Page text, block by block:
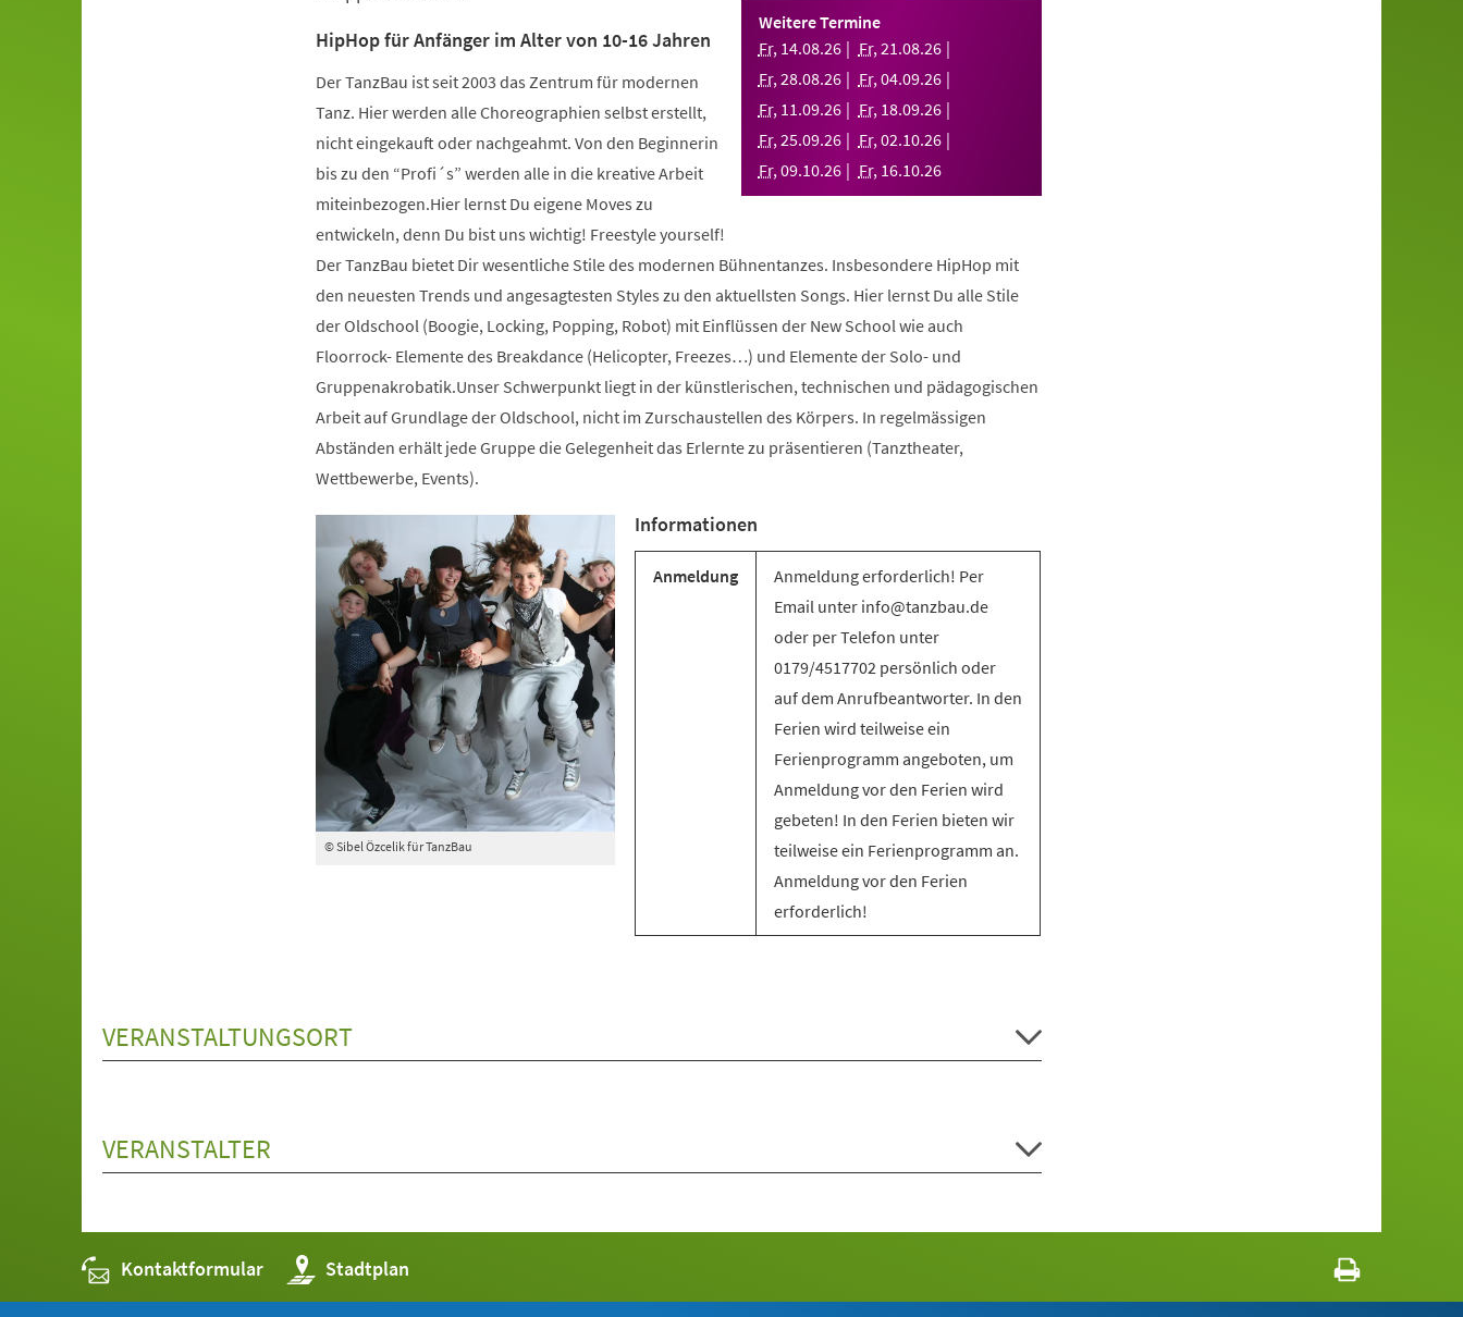
einem
Tab)
Weitere Termine
Fr, 14.08.26 Fr,21.08.26
Fr,28.08.26 Fr,04.09.26
Fr, 11.09.26 Fr, 18.09.26
Fr,25.09.26 Fr,02.10.26
Fr,09.10.26 Fr, 16.10.26
HipHop für Anfänger im Alter von 10-16 Jahren
Der TanzBau ist seit 2003 das Zentrum für modernen
Tanz. Hier werden alle Choreographien selbst erstellt,
nicht eingekauft oder nachgeahmt. Von den Beginnerin
bis zu den “Profi´s” werden alle in die kreative Arbeit
miteinbezogen.Hier lernst Du eigene Moves zu
entwickeln, denn Du bist uns wichtig! Freestyle yourself!
Der TanzBau bietet Dir wesentliche Stile des modernen Bühnentanzes. Insbesondere HipHop mit
den neuesten Trends und angesagtesten Styles zu den aktuellsten Songs. Hier lernst Du alle Stile
der Oldschool (Boogie, Locking, Popping, Robot) mit Einflüssen der New School wie auch
Floorrock- Elemente des Breakdance (Helicopter, Freezes…) und Elemente der Solo- und
Gruppenakrobatik.Unser Schwerpunkt liegt in der künstlerischen, technischen und pädagogischen
Arbeit auf Grundlage der Oldschool, nicht im Zurschaustellen des Körpers. In regelmässigen
Abständen erhält jede Gruppe die Gelegenheit das Erlernte zu präsentieren (Tanztheater,
Wettbewerbe, Events).
© Sibel Özcelik für TanzBau
Informationen
Anmeldung
Anmeldung erforderlich! Per
Email unter info@tanzbau.de
oder per Telefon unter
0179/4517702 persönlich oder
auf dem Anrufbeantworter. In den
Ferien wird teilweise ein
Ferienprogramm angeboten, um
Anmeldung vor den Ferien wird
gebeten! In den Ferien bieten wir
teilweise ein Ferienprogramm an.
Anmeldung vor den Ferien
erforderlich!
VERANSTALTUNGSORT
VERANSTALTER
Kontaktformular Stadtplan
(Öffnet
in
einem